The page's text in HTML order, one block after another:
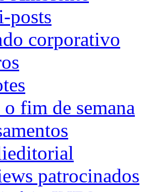
posts
corporativo
o fim de semana
patrocinados